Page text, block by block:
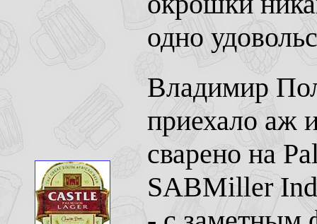
одно
Владимир
приехало аж
сварено на
SABMiller